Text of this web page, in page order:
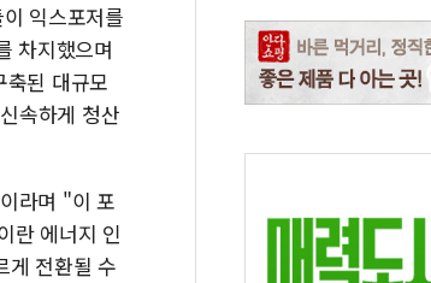
익스포저를
차지했으며
된 대규모
속하게 청산
라며 "이 포
란 에너지 인
게 전환될 수